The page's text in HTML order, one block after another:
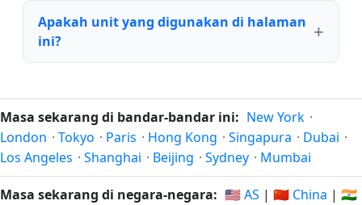
Apakah unit yang digunakan di halaman
ini?
Masa sekarang di bandar-bandar ini: New York ·
London · Tokyo · Paris · Hong Kong · Singapura · Dubai ·
Los Angeles · Shanghai · Beijing · Sydney · Mumbai
Masa sekarang di negara-negara: 🇺🇸 AS | 🇨🇳 China | 🇮🇳